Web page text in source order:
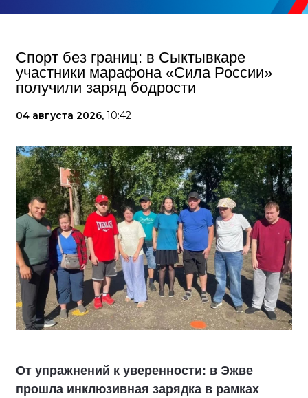
Спорт без границ: в Сыктывкаре
участники марафона «Сила России»
получили заряд бодрости
04 августа 2026, 10:42
От упражнений к уверенности: в Эжве
прошла инклюзивная зарядка в рамках